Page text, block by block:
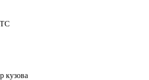
кузова